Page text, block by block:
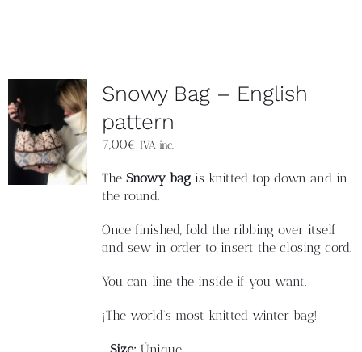
Snowy Bag – English
pattern
7,00€ IVA inc.
The Snowy bagis knitted top down and in
the round.
Once finished, fold the ribbing over itself
and sew in order to insert the closing cord.
You can line the inside if you want.
¡The world's most knitted winter bag!